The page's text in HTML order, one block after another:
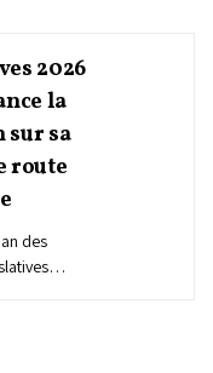
2026
la
sa
route
des